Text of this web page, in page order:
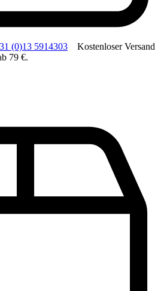
(0)13 5914303 Kostenloser Versand
79 €.